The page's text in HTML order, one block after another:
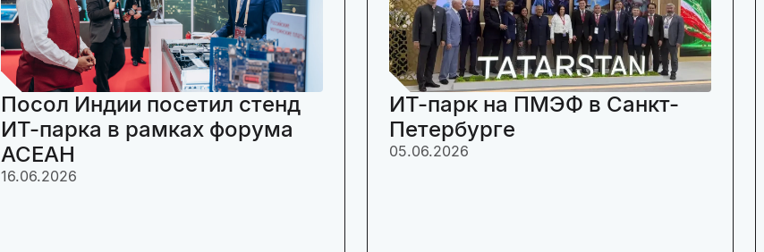
Посол Индии посетил стенд
ИТ-парка в рамках форума
АСЕАН
16.06.2026
ИТ-парк на ПМЭФ в Санкт-
Петербурге
05.06.2026